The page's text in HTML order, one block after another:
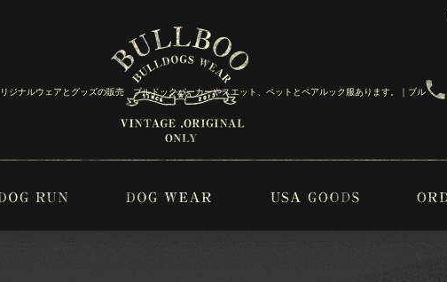
ジナルウェアとグッズの販売 ブルドックパーカーやスエット、ペットとペアルック服あります。｜ブル・ブー